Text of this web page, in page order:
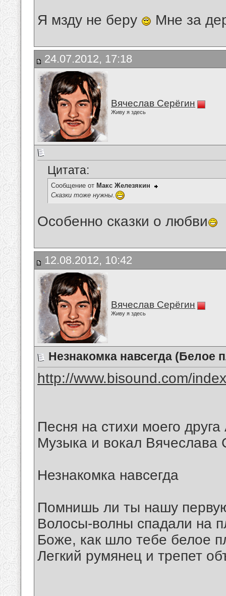
Я мзду не беру Мне за
24.07.2012, 17:18
Вячеслав Серёгин
Живу я здесь
Цитата:
Сообщение от Макс Железякин
Сказки тоже нужны.
Особенно сказки о любви
12.08.2012, 10:42
Вячеслав Серёгин
Живу я здесь
Незнакомка навсегда (Белое
http://www.bisound.com/
Песня на стихи моего
Музыка и вокал Вячеслава
Незнакомка навсегда
Помнишь ли ты нашу
Волосы-волны спадали на
Боже, как шло тебе белое
Легкий румянец и трепет